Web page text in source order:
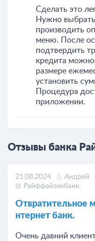
Сделать это
Нужно
производить
меню. После
подтвердить
кредита можно
размере
установить
Процедура
приложении.
Отзывы
21.08.2024 Андрей
Райффайзенбанк
Отвратительное
нтернет банк.
Очень давний